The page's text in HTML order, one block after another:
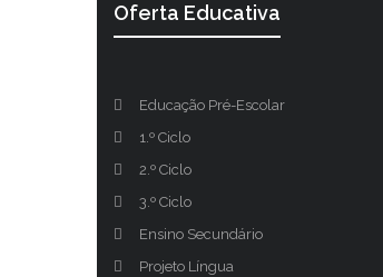
Oferta Educativa
Educação Pré-Escolar
1.º Ciclo
2.º Ciclo
3.º Ciclo
Ensino Secundário
Projeto Língua